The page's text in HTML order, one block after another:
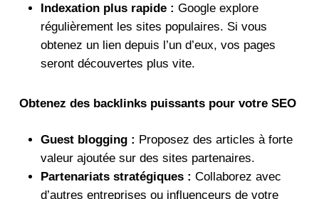
Indexation plus rapide : Google explore
régulièrement les sites populaires. Si vous
obtenez un lien depuis l’un d’eux, vos pages
seront découvertes plus vite.
Obtenez des backlinks puissants pour votre SEO
Guest blogging : Proposez des articles à forte
valeur ajoutée sur des sites partenaires.
Partenariats stratégiques : Collaborez avec
d’autres entreprises ou influenceurs de votre